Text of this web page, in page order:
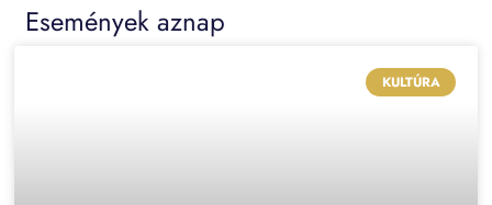
Események aznap
KULTÚRA